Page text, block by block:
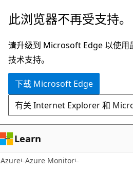
跳
主
要
内
此浏览器不再受支持。
请升级到 Microsoft Edge 以使用
技术支持。
下载 Microsoft Edge
有关 Internet Explorer 和
Learn
Azure Azure Monitor